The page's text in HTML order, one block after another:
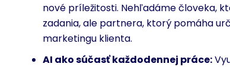
nové príležitosti. Nehľadáme človeka,
zadania, ale partnera, ktorý pomáha
marketingu klienta.
AI ako súčasť každodennej práce: